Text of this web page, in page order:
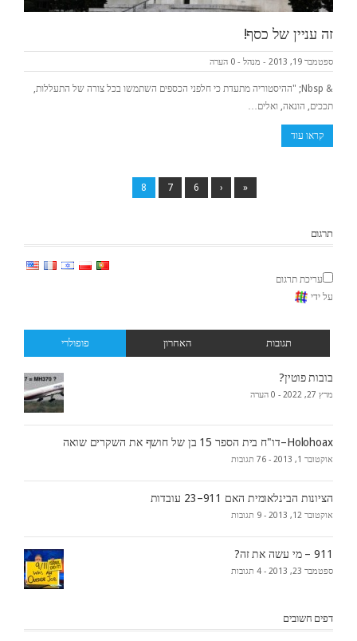
זה עניין של כסף!
ספטמבר 19, 2013 - מנהל - 0 הערה
& Nbsp; "ההיסטוריה מתעדת כי חלפני הכספים השתמשו בכל צורה של התעללות,
תככים, הונאה, ואלים…
קראו עוד
«
‹
6
7
8
תרגום
עריכת תרגום
על ידי
פופולרי האחרון תגובות
בובות פוטין?
מרץ 27, 2022 - 0 הערה
Holohoax–דו"ח בית הספר 15 בן של חושף את השקרים שואה
אוקטובר 1, 2013 - 76 תגובות
הציונות הבינלאומית האם 911–23 עובדות
אוקטובר 12, 2013 - 9 תגובות
911 – מי עשה את זה?
ספטמבר 23, 2013 - 4 תגובות
דפים חשובים